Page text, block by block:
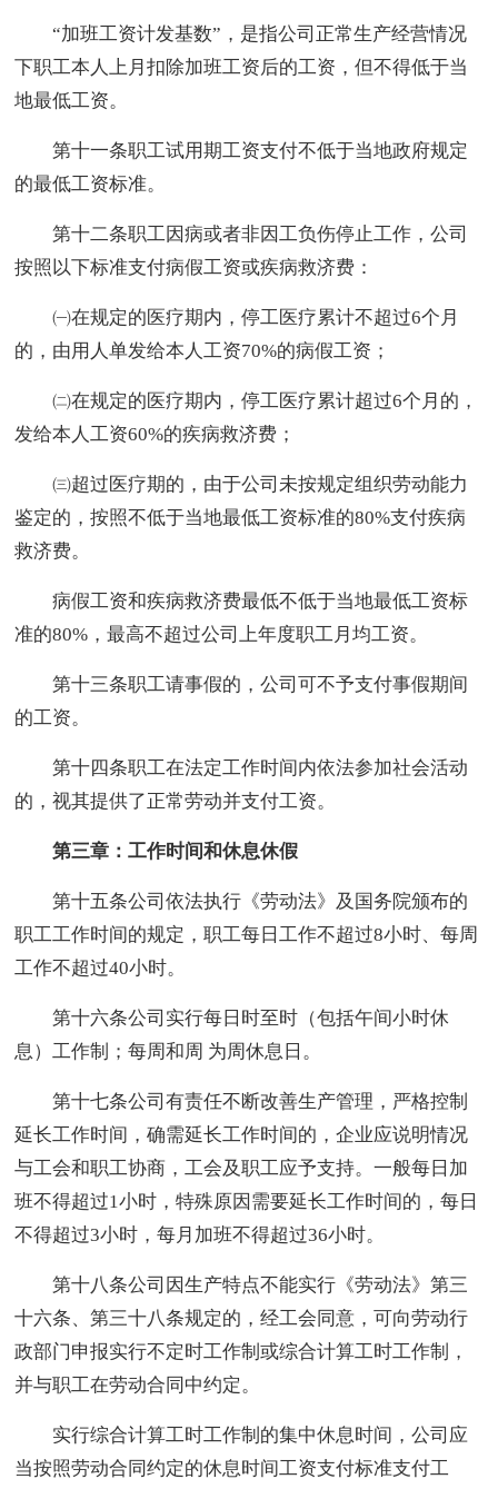
“加班工资计发基数”，是指公司正常生产经营情况
下职工本人上月扣除加班工资后的工资，但不得低于当
地最低工资。
第十一条职工试用期工资支付不低于当地政府规定
的最低工资标准。
第十二条职工因病或者非因工负伤停止工作，公司
按照以下标准支付病假工资或疾病救济费：
㈠在规定的医疗期内，停工医疗累计不超过6个月
的，由用人单发给本人工资70%的病假工资；
㈡在规定的医疗期内，停工医疗累计超过6个月的，
发给本人工资60%的疾病救济费；
㈢超过医疗期的，由于公司未按规定组织劳动能力
鉴定的，按照不低于当地最低工资标准的80%支付疾病
救济费。
病假工资和疾病救济费最低不低于当地最低工资标
准的80%，最高不超过公司上年度职工月均工资。
第十三条职工请事假的，公司可不予支付事假期间
的工资。
第十四条职工在法定工作时间内依法参加社会活动
的，视其提供了正常劳动并支付工资。
第三章：工作时间和休息休假
第十五条公司依法执行《劳动法》及国务院颁布的
职工工作时间的规定，职工每日工作不超过8小时、每周
工作不超过40小时。
第十六条公司实行每日时至时（包括午间小时休
息）工作制；每周和周 为周休息日。
第十七条公司有责任不断改善生产管理，严格控制
延长工作时间，确需延长工作时间的，企业应说明情况
与工会和职工协商，工会及职工应予支持。一般每日加
班不得超过1小时，特殊原因需要延长工作时间的，每日
不得超过3小时，每月加班不得超过36小时。
第十八条公司因生产特点不能实行《劳动法》第三
十六条、第三十八条规定的，经工会同意，可向劳动行
政部门申报实行不定时工作制或综合计算工时工作制，
并与职工在劳动合同中约定。
实行综合计算工时工作制的集中休息时间，公司应
当按照劳动合同约定的休息时间工资支付标准支付工